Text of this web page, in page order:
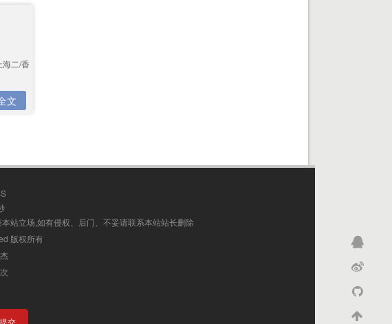
海二/香
文
站立场,如有侵权、后门、不妥请联系本站站长删除
版权所有
次